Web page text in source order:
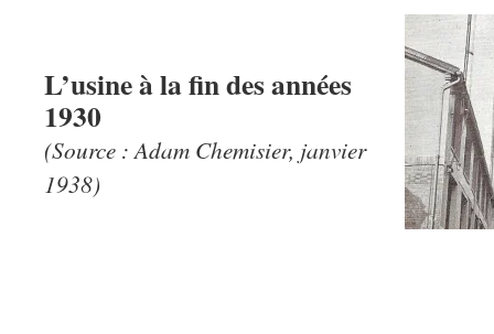
L’usine à la fin des années
1930
(Source : Adam Chemisier, janvier
1938)